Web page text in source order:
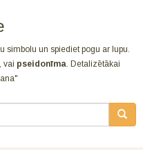
simbolu un spiediet pogu ar lupu.
, vai pseidonīma. Detalizētākai